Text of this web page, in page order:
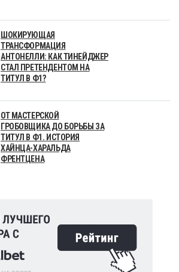
ШОКИРУЮЩАЯ
ТРАНСФОРМАЦИЯ
АНТОНЕЛЛИ: КАК ТИНЕЙДЖЕР
СТАЛ ПРЕТЕНДЕНТОМ НА
ТИТУЛ В Ф1?
ОТ МАСТЕРСКОЙ
ГРОБОВЩИКА ДО БОРЬБЫ ЗА
ТИТУЛ В Ф1. ИСТОРИЯ
ХАЙНЦА-ХАРАЛЬДА
ФРЕНТЦЕНА